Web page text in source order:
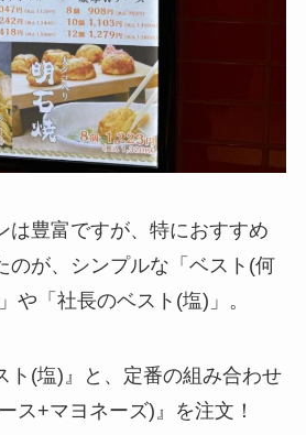
は豊富ですが、特におすすめ
のが、シンプルな「ベスト(何
や「社長のベスト(塩)」。
ト(塩)』と、定番の組み合わせ
ス+マヨネーズ)』を注文！